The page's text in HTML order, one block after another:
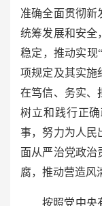
准确全面贯彻新
统筹发展和安全
稳定，推动实现
项规定及其实施
在笃信、务实、
树立和践行正
事，努力为人民
面从严治党政治
腐，推动营造风
按照党中央